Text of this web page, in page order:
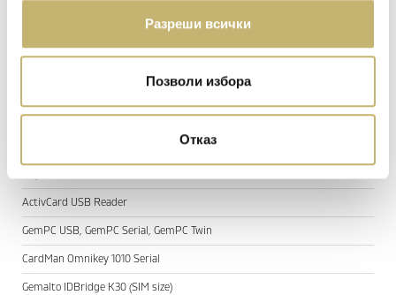
Разреши всички
Позволи избора
Отказ
ACR 38T USB (SIM size)
CardMan Omnikey 6121 USB (SIM size)
PinPad Omnikey 3621 USB (standard size)
CardMan Omnikey 3121 USB
CardMan Omnikey 3021 USB
ActivCard USB Reader
GemPC USB, GemPC Serial, GemPC Twin
CardMan Omnikey 1010 Serial
Gemalto IDBridge K30 (SIM size)